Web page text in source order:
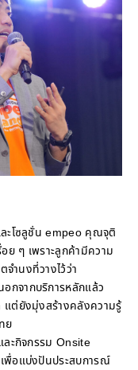
ะโซลูชั่น empeo คุณจุติ
ๆ เพราะลูกค้ามีความ
ำนงที่วางไว้ว่า
กจากบริการหลักแล้ว
ต่ยังมุ่งสร้างคลังความรู้
ย
ะกิจกรรม Onsite
พื่อแบ่งปันประสบการณ์